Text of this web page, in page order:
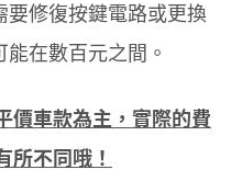
要修復按鍵電路或更換
在數百元之間。
價車款為主，實際的費
所不同哦！